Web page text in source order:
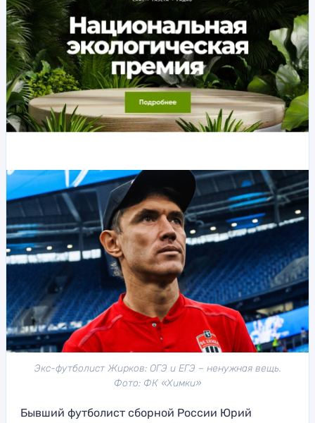
Экс-футболист Жирков: ОГЭ и ЕГЭ – ненужная вещь.
Фото: ФК «Химки»
Бывший футболист сборной России Юрий